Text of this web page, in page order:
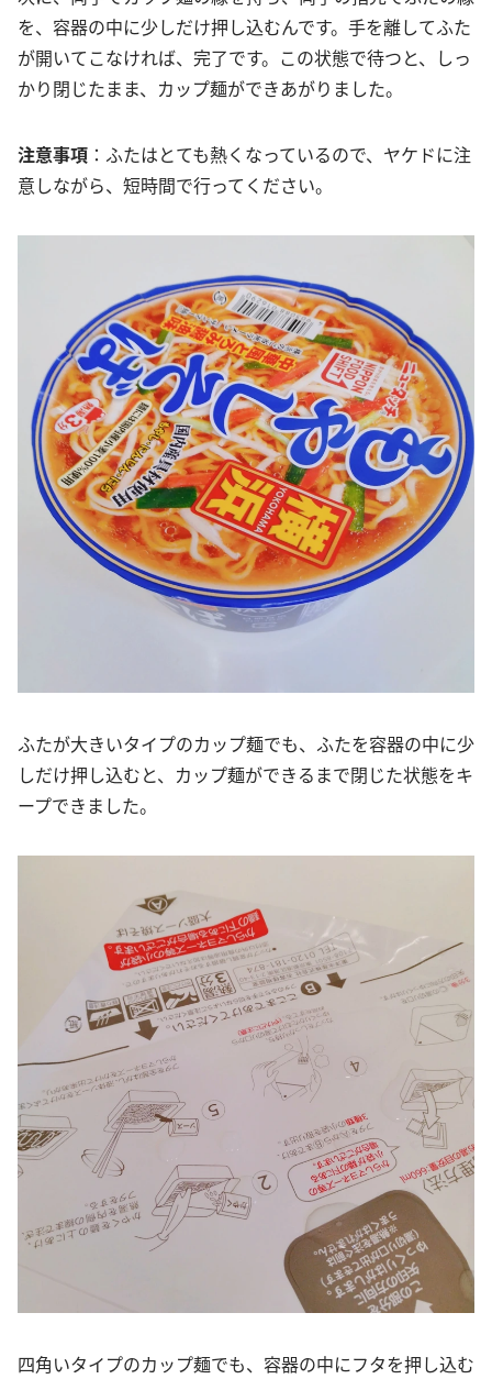
を、容器の中に少しだけ押し込むんです。手を離してふた
が開いてこなければ、完了です。この状態で待つと、しっ
かり閉じたまま、カップ麺ができあがりました。
注意事項 ：ふたはとても熱くなっているので、ヤケドに注
意しながら、短時間で行ってください。
ふたが大きいタイプのカップ麺でも、ふたを容器の中に少
しだけ押し込むと、カップ麺ができるまで閉じた状態をキ
ープできました。
四角いタイプのカップ麺でも、容器の中にフタを押し込む